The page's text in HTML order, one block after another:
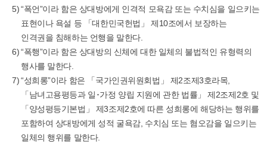
“폭언”이라 함은 상대방에게 인격적 모욕감 또는 수치심을 일으키는
표현이나 욕설 등 「대한민국헌법」 제10조에서 보장하는
인격권을 침해하는 언행을 말한다.
“폭행”이라 함은 상대방의 신체에 대한 일체의 불법적인 유형력의
행사를 말한다.
“성희롱”이라 함은 「국가인권위원회법」 제2조제3호라목,
「남녀고용평등과 일･가정 양립 지원에 관한 법률」 제2조제2호 및
「양성평등기본법」 제3조제2호에 따른 성희롱에 해당하는 행위를
포함하여 상대방에게 성적 굴욕감, 수치심 또는 혐오감을 일으키는
일체의 행위를 말한다.